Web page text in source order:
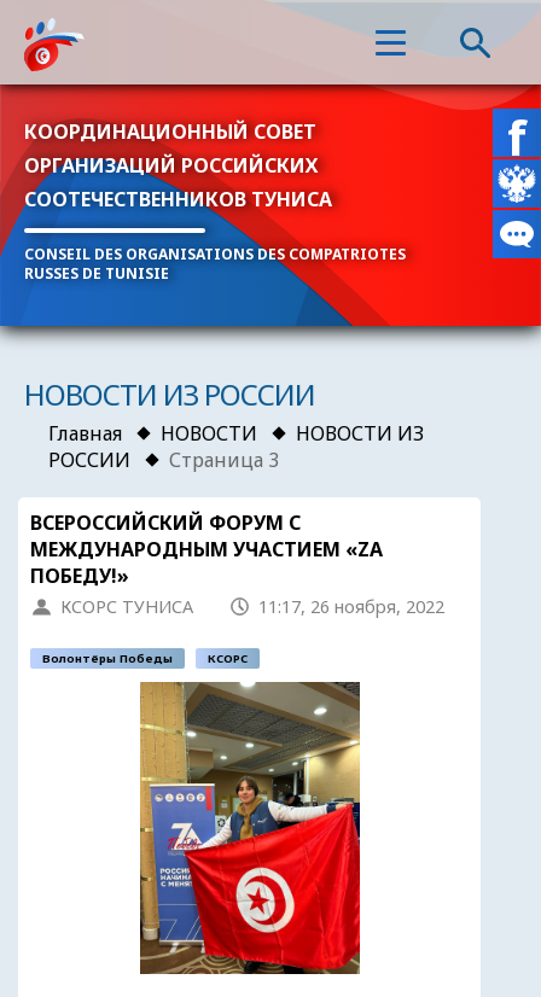
КООРДИНАЦИОННЫЙ СОВЕТ
ОРГАНИЗАЦИЙ РОССИЙСКИХ
СООТЕЧЕСТВЕННИКОВ ТУНИСА
CONSEIL DES ORGANISATIONS DES COMPATRIOTES
RUSSES DE TUNISIE
НОВОСТИ ИЗ РОССИИ
Главная НОВОСТИ
НОВОСТИ ИЗ
РОССИИ
Страница 3
ВСЕРОССИЙСКИЙ ФОРУМ С
МЕЖДУНАРОДНЫМ УЧАСТИЕМ «ZA
ПОБЕДУ!»
КСОРС ТУНИСА 11:17, 26 ноября, 2022
Волонтёры Победы КСОРС